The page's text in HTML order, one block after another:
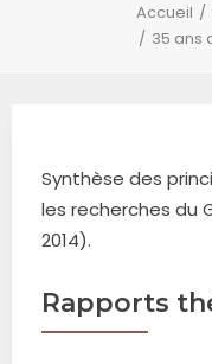
Accueil
35 ans
Synthèse des
les recherches du
2014).
Rapports